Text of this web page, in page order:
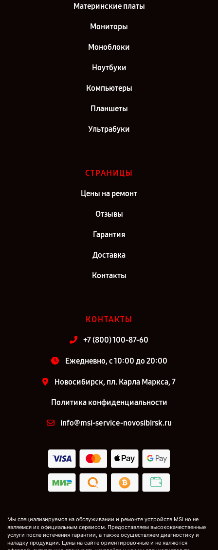
Материнские платы
Мониторы
Моноблоки
Ноутбуки
Компьютеры
Планшеты
Ультрабуки
СТРАНИЦЫ
Цены на ремонт
Отзывы
Гарантия
Доставка
Контакты
КОНТАКТЫ
+7 (800) 100-87-60
Ежедневно, с 10:00 до 20:00
Новосибирск, пл. Карла Маркса, 7
Политика конфиденциальности
info@msi-service-novosibirsk.ru
Мы специализируемся на обслуживании и ремонте устройств MSI но не
являемся их официальным сервисом. Предоставляем высококачественные
услуги после истечения гарантии, а также осуществляем диагностику и
наладку продукции. Цены на сайте ориентировочные и не являются